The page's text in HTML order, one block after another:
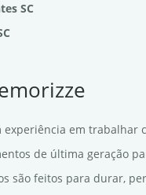
SC
experiência em trabalhar
de última geração
são feitos para durar,